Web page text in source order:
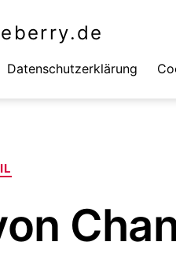
Datenschutzerklärung
Kategorien